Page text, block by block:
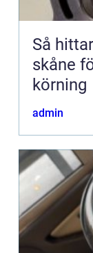
Så
skåne
körning
admin